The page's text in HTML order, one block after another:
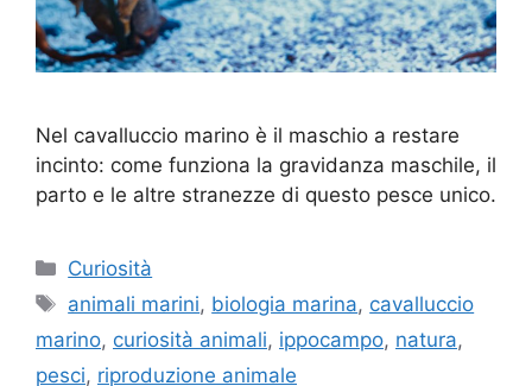
Nel cavalluccio marino è il maschio a restare
incinto: come funziona la gravidanza maschile, il
parto e le altre stranezze di questo pesce unico.
Categorie
Curiosità
Tag
animali marini, biologia marina, cavalluccio
marino, curiosità animali, ippocampo, natura,
pesci, riproduzione animale